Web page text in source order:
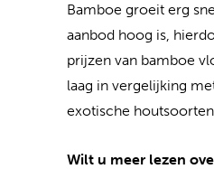
Bamboe groeit erg
aanbod hoog is,
prijzen van bamboe
laag in vergelijking
exotische
Wilt u meer lezen